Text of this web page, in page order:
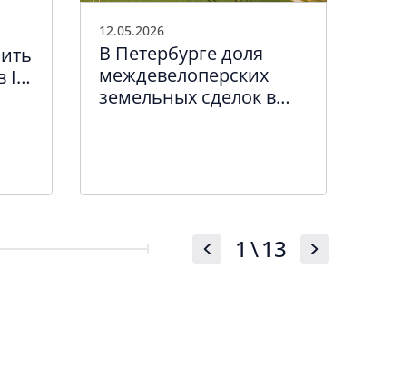
I
12.05.2026
В Петербурге доля
междевелоперских
земельных сделок в
1 \13